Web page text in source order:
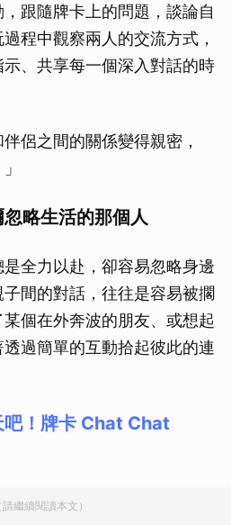
跟隨牌卡上的問題，談論自
程中觀察兩人的交流方式，
、共享每一個深入對話的時
侶之間的關係變得親密，
略生活的那個人
全力以赴，卻容易忽略身邊
間的對話，往往是容易被擱
個在外奔波的朋友、或想起
過簡單的互動拾起彼此的連
吧！牌卡 Chat Chat
繼續閱讀本文）